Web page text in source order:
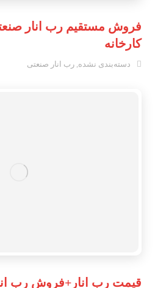
فروش مستقیم رب انار
کارخانه
دسته‌بندی نشده ,رب انار صنعتی
قیمت رب انار+فروش رب